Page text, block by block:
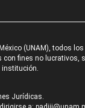
(UNAM), todos
fines no
institución.
Jurídicas.